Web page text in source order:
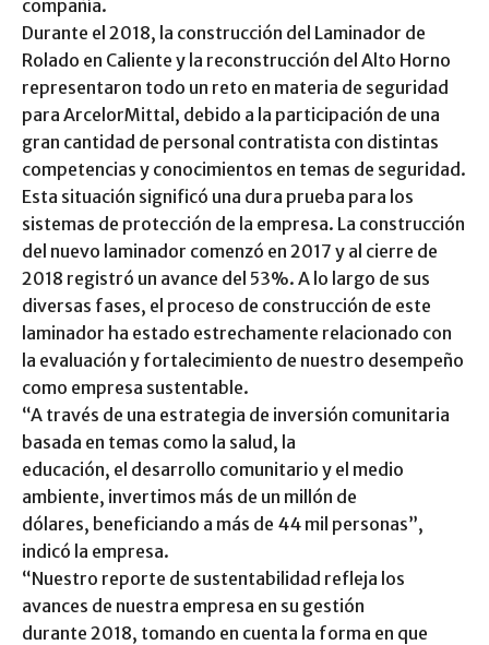
compañía.
Durante el 2018, la construcción del Laminador de
Rolado en Caliente y la reconstrucción del Alto Horno
representaron todo un reto en materia de seguridad
para ArcelorMittal, debido a la participación de una
gran cantidad de personal contratista con distintas
competencias y conocimientos en temas de seguridad.
Esta situación significó una dura prueba para los
sistemas de protección de la empresa. La construcción
del nuevo laminador comenzó en 2017 y al cierre de
2018 registró un avance del 53%. A lo largo de sus
diversas fases, el proceso de construcción de este
laminador ha estado estrechamente relacionado con
la evaluación y fortalecimiento de nuestro desempeño
como empresa sustentable.
“A través de una estrategia de inversión comunitaria
basada en temas como la salud, la
educación, el desarrollo comunitario y el medio
ambiente, invertimos más de un millón de
dólares, beneficiando a más de 44 mil personas”,
indicó la empresa.
“Nuestro reporte de sustentabilidad refleja los
avances de nuestra empresa en su gestión
durante 2018, tomando en cuenta la forma en que